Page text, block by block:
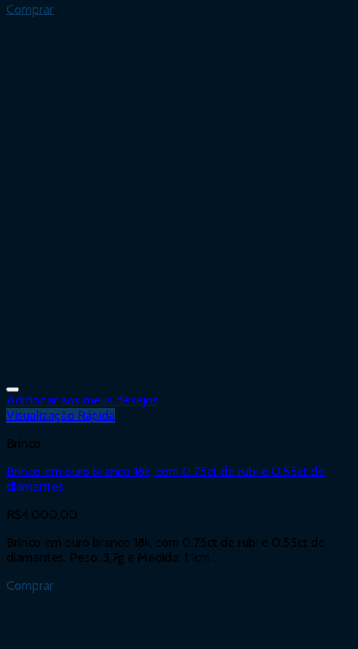
Comprar
Adicionar aos meus desejos
Visualização Rápida
Brinco
Brinco em ouro branco 18k, com 0.75ct de rubi e 0.55ct de
diamantes
R$4.000,00
Brinco em ouro branco 18k, com 0.75ct de rubi e 0.55ct de
diamantes. Peso: 3,7g e Medida: 1,1cm .
Comprar